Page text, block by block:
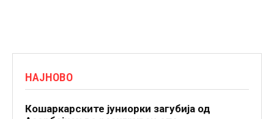
НАЈНОВО
Кошаркарските јуниорки загубија од